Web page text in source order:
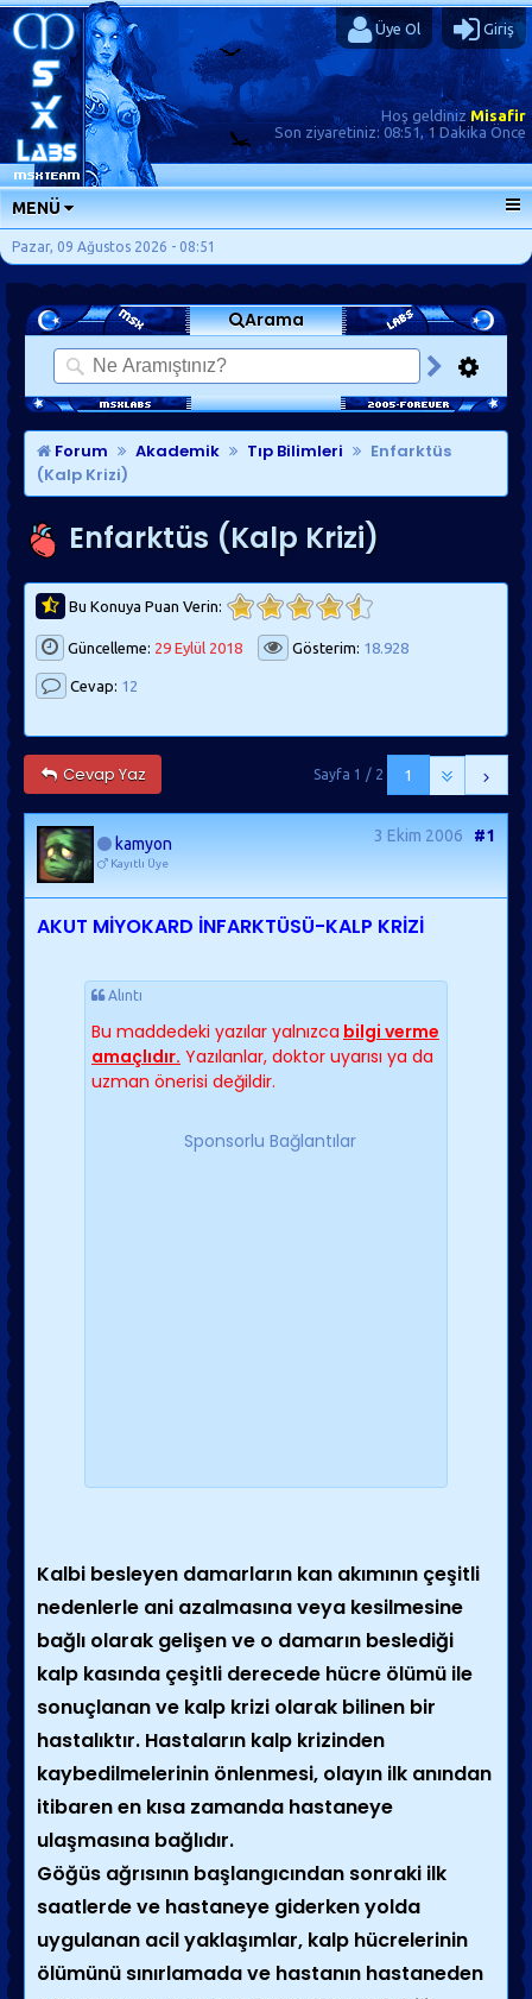
Üye Ol Giriş
Hoş geldinizMisafir
Son ziyaretiniz: 08:51, 1 Dakika Önce
MENÜ
ANA SAYFA
FORUMLAR
SORU-CEVAP
GÜNLÜKLER
SON MESAJLAR
KISAYOLLAR
Pazar, 09 Ağustos 2026 - 08:51
Arama
Forum Akademik Tıp Bilimleri
Enfarktüs
(Kalp Krizi)
Enfarktüs (Kalp Krizi)
Bu Konuya Puan Verin:
Güncelleme: 29 Eylül 2018 Gösterim: 18.928
Cevap: 12
Cevap Yaz 1
Sayfa 1 / 2
kamyon
Kayıtlı Üye
3 Ekim 2006 #1
AKUT MİYOKARD İNFARKTÜSÜ-KALP KRİZİ
Alıntı
Bu maddedeki yazılar yalnızca bilgi verme
amaçlıdır. Yazılanlar, doktor uyarısı ya da
uzman önerisi değildir.
Sponsorlu Bağlantılar
Kalbi besleyen damarların kan akımının çeşitli
nedenlerle ani azalmasına veya kesilmesine
bağlı olarak gelişen ve o damarın beslediği
kalp kasında çeşitli derecede hücre ölümü ile
sonuçlanan ve kalp krizi olarak bilinen bir
hastalıktır. Hastaların kalp krizinden
kaybedilmelerinin önlenmesi, olayın ilk anından
itibaren en kısa zamanda hastaneye
ulaşmasına bağlıdır.
Göğüs ağrısının başlangıcından sonraki ilk
saatlerde ve hastaneye giderken yolda
uygulanan acil yaklaşımlar, kalp hücrelerinin
ölümünü sınırlamada ve hastanın hastaneden